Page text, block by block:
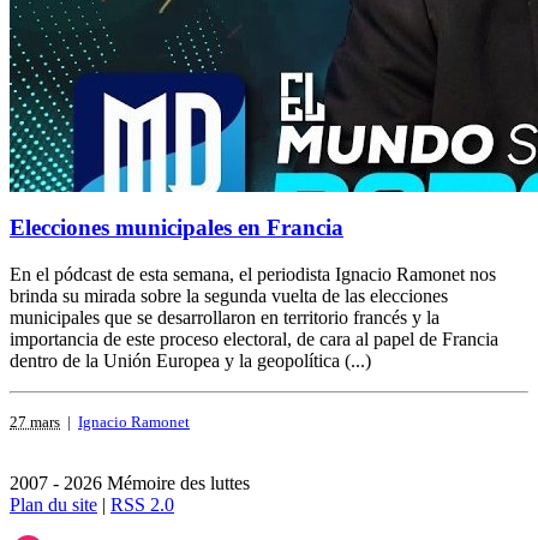
Elecciones municipales en Francia
En el pódcast de esta semana, el periodista Ignacio Ramonet nos
brinda su mirada sobre la segunda vuelta de las elecciones
municipales que se desarrollaron en territorio francés y la
importancia de este proceso electoral, de cara al papel de Francia
dentro de la Unión Europea y la geopolítica (...)
27 mars | Ignacio Ramonet
2007 - 2026 Mémoire des luttes
Plan du site | RSS 2.0